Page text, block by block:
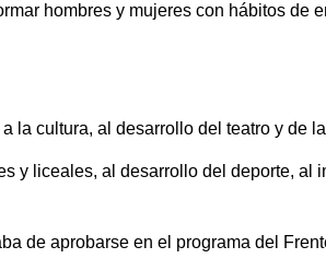
hombres y mujeres con hábitos de
la cultura, al desarrollo del teatro y de
y liceales, al desarrollo del deporte, al
de aprobarse en el programa del